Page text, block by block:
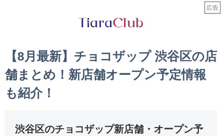
【8月最新】チョコザップ 渋谷区の店
舗まとめ！新店舗オープン予定情報
も紹介！
渋谷区のチョコザップ新店舗・オープン予